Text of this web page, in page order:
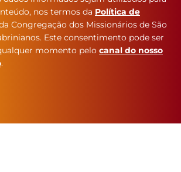
nos termos da Política de
Congregação dos Missionários de São
Este consentimento pode ser
momento pelo canal do nosso
.